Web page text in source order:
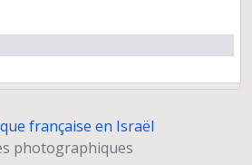
française en Israël
photographiques